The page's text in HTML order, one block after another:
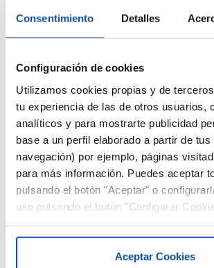
Consentimiento Detalles
Configuración de cookies
Utilizamos cookies propias y de
tu experiencia de las de otros usuarios,
analíticos y para mostrarte publicidad
base a un perfil elaborado a partir de tus
navegación) por ejemplo, páginas
para más información. Puedes aceptar
pulsando el botón "Aceptar" o
uso pulsando el botón "Configurar
Aceptar Cookies
electrónica B2B. No obstante, una
cuando haya sido generada por un SIF
Certificación del software
Las plataformas privadas deberán
específicos, entre ellos capacidad de
solución pública, certificación ISO/IEC
Los contribuyentes que llevan sus
mediante el SII están excluidos del
sus propias facturas.
SII
Estar acogido al SII no excluye por sí
Deben tenerse en cuenta los
reglamento estatal se aplica según el
los puntos de conexión